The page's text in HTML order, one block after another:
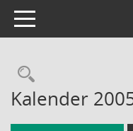
Toggle navigation
Kalender